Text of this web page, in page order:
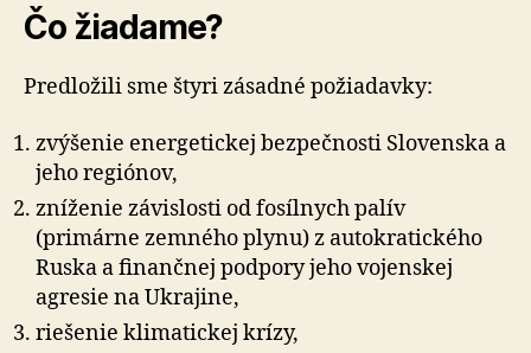
Čo žiadame?
Predložili sme štyri zásadné požiadavky:
zvýšenie energetickej bezpečnosti Slovenska a
jeho regiónov,
zníženie závislosti od fosílnych palív
(primárne zemného plynu) z autokratického
Ruska a finančnej podpory jeho vojenskej
agresie na Ukrajine,
riešenie klimatickej krízy,